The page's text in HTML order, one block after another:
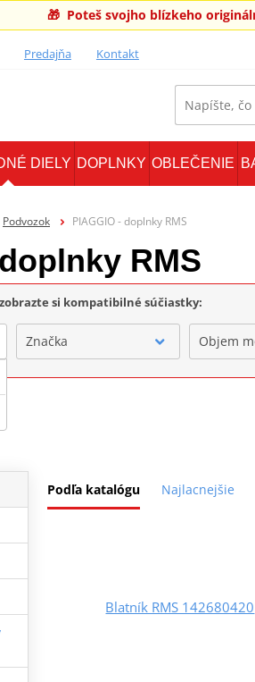
🎁 Poteš svojho blízkeho
Predajňa Kontakt
DIELY DOPLNKY OBLEČENIE
Podvozok PIAGGIO - doplnky RMS
RMS
si kompatibilné súčiastky:
Značka Objem
Podľa katalógu Najlacnejšie
Blatník RMS 142680420